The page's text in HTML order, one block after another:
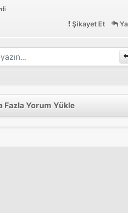
Şikayet Et
Fazla Yorum Yükle